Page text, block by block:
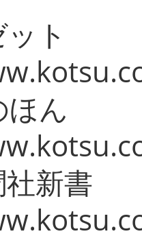
ト
ん
新書